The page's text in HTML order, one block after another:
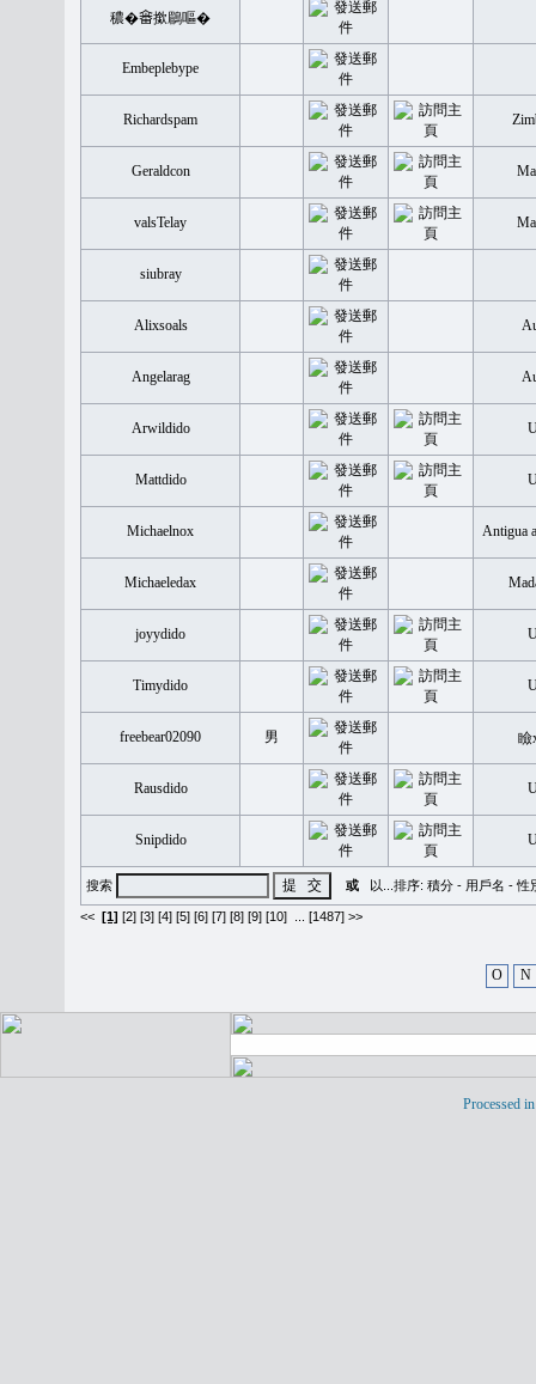
穠�𤲞撳鶥嘔�
Embeplebype
Richardspam
Geraldcon
valsTelay
siubray
Alixsoals
Angelarag
Arwildido
Mattdido
Michaelnox Antigua
Michaeledax
joyydido
Timydido
freebear02090 男
Rausdido
Snipdido
搜索 或 以...排序: 積分 - 用戶名 -性
<< [1] [2] [3] [4] [5] [6] [7] [8] [9] [10] [1487] >>
O N
Processed